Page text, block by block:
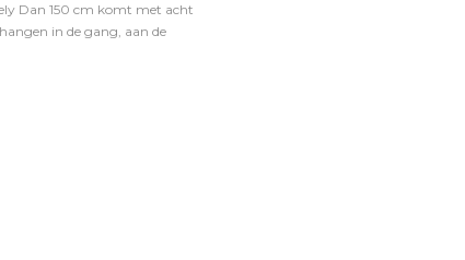
Dan 150 cm komt met acht
in de gang, aan de